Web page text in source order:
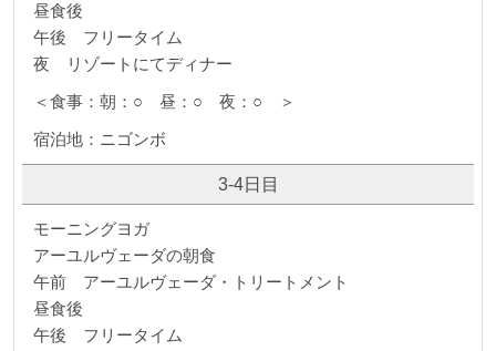
昼食後
午後 フリータイム
夜 リゾートにてディナー
＜食事：朝：○ 昼：○ 夜：○ ＞
宿泊地：ニゴンボ
3-4日目
モーニングヨガ
アーユルヴェーダの朝食
午前 アーユルヴェーダ・トリートメント
昼食後
午後 フリータイム